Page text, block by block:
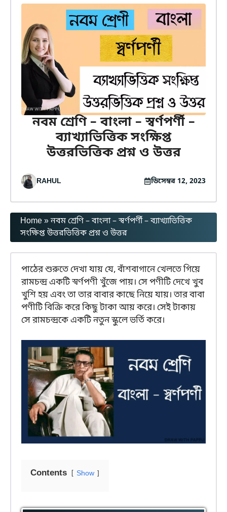
নবম শ্রেণি – বাংলা – স্বর্ণপর্ণী –
ব্যাখ্যাভিত্তিক সংক্ষিপ্ত
উত্তরভিত্তিক প্রশ্ন ও উত্তর
RAHUL ডিসেম্বর 12, 2023
Home»নবম শ্রেণি – বাংলা – স্বর্ণপর্ণী – ব্যাখ্যাভিত্তিক
সংক্ষিপ্ত উত্তরভিত্তিক প্রশ্ন ও উত্তর
পাঠের শুরুতে দেখা যায় যে, বাঁশবাগানে খেলতে গিয়ে
রামচন্দ্র একটি স্বর্ণপণী খুঁজে পায়। সে পণীটি দেখে খুব
খুশি হয় এবং তা তার বাবার কাছে নিয়ে যায়। তার বাবা
পণীটি বিক্রি করে কিছু টাকা আয় করে। সেই টাকায়
সে রামচন্দ্রকে একটি নতুন স্কুলে ভর্তি করে।
Contents Show